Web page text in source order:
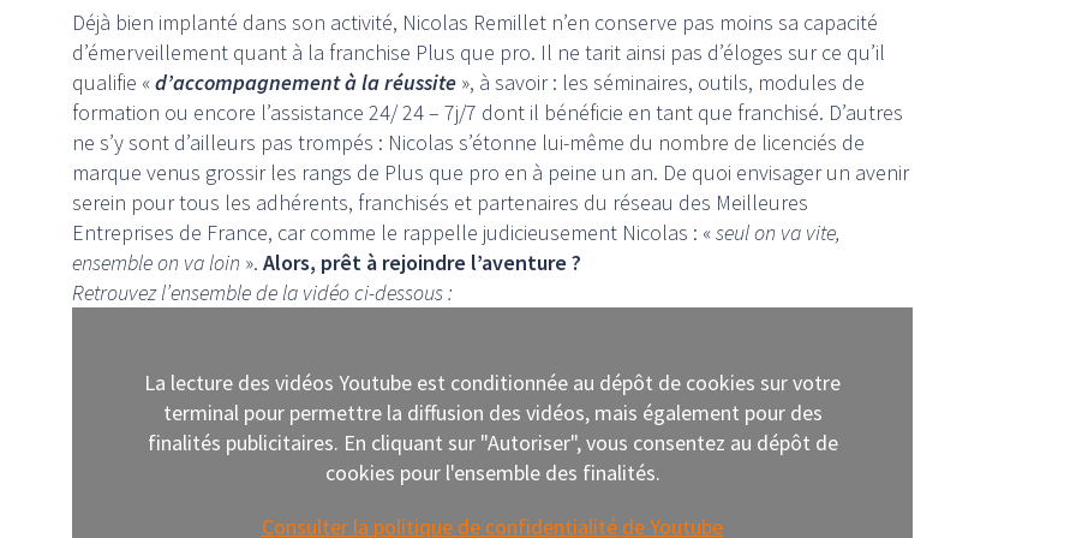
Déjà bien implanté dans son activité, Nicolas Remillet n’en conserve pas moins sa capacité
d’émerveillement quant à la franchise Plus que pro. Il ne tarit ainsi pas d’éloges sur ce qu’il
qualifie «d’accompagnement à la réussite », à savoir : les séminaires, outils, modules de
formation ou encore l’assistance 24/ 24 – 7j/7 dont il bénéficie en tant que franchisé. D’autres
ne s’y sont d’ailleurs pas trompés : Nicolas s’étonne lui-même du nombre de licenciés de
marque venus grossir les rangs de Plus que pro en à peine un an. De quoi envisager un avenir
serein pour tous les adhérents, franchisés et partenaires du réseau des Meilleures
Entreprises de France, car comme le rappelle judicieusement Nicolas : «seul on va vite,
ensemble on va loin ». Alors, prêt à rejoindre l’aventure ?
Retrouvez l’ensemble de la vidéo ci-dessous :
La lecture des vidéos Youtube est conditionnée au dépôt de cookies sur votre
terminal pour permettre la diffusion des vidéos, mais également pour des
finalités publicitaires. En cliquant sur "Autoriser", vous consentez au dépôt de
cookies pour l'ensemble des finalités.
Consulter la politique de confidentialité de Youtube